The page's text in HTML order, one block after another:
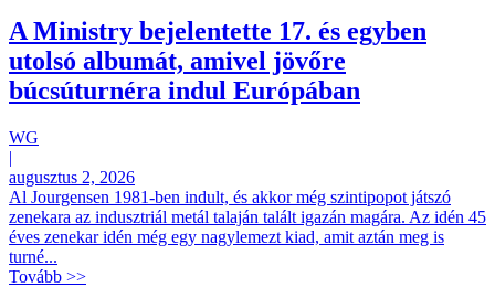
A Ministry bejelentette 17. és egyben
utolsó albumát, amivel jövőre
búcsúturnéra indul Európában
WG
|
augusztus 2, 2026
Al Jourgensen 1981-ben indult, és akkor még szintipopot játszó
zenekara az indusztriál metál talaján talált igazán magára. Az idén 45
éves zenekar idén még egy nagylemezt kiad, amit aztán meg is
turné...
Tovább >>